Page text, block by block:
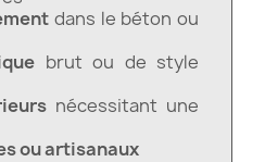
dans le béton ou
brut ou de style
nécessitant une
ou artisanaux